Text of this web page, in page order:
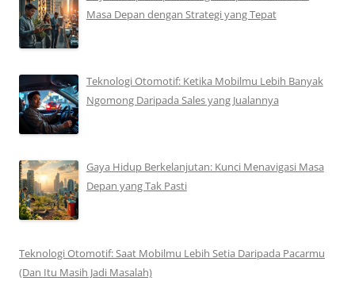
Masa Depan dengan Strategi yang Tepat
Teknologi Otomotif: Ketika Mobilmu Lebih Banyak
Ngomong Daripada Sales yang Jualannya
Gaya Hidup Berkelanjutan: Kunci Menavigasi Masa
Depan yang Tak Pasti
Teknologi Otomotif: Saat Mobilmu Lebih Setia Daripada Pacarmu
(Dan Itu Masih Jadi Masalah)